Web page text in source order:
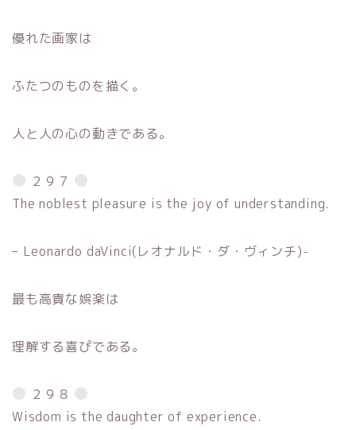
優れた画家は
ふたつのものを描く。
人と人の心の動きである。
２９７
The noblest pleasure is the joy of understanding.
– Leonardo daVinci(レオナルド・ダ・ヴィンチ)-
最も高貴な娯楽は
理解する喜ぴである。
２９８
Wisdom is the daughter of experience.